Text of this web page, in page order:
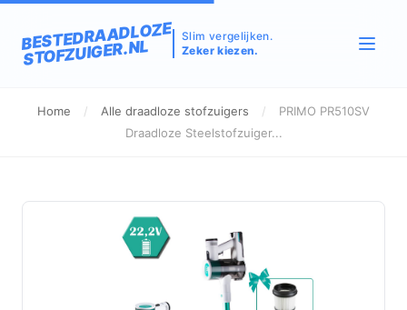
BESTEDRAADLOZE
STOFZUIGER.NL
Slim vergelijken.
Zeker kiezen.
Home / Alle draadloze stofzuigers /
PRIMO PR510SV
Draadloze Steelstofzuiger...